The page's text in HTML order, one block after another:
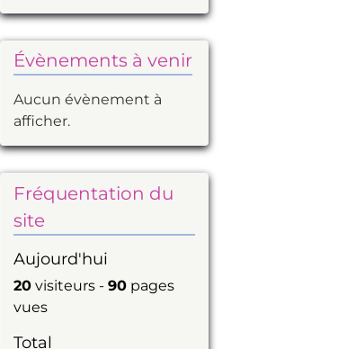
Évènements à venir
Aucun évènement à
afficher.
Fréquentation du
site
Aujourd'hui
20 visiteurs -90 pages
vues
Total